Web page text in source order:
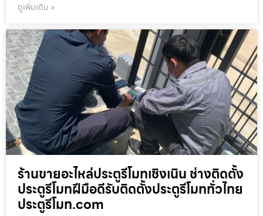
ดูเพิ่มเติม »
ร้านขายอะไหล่ประตูรีโมทเชิงเนิน ช่างติดตั้ง
ประตูรีโมทฝีมือดีรับติดตั้งประตูรีโมททั่วไทย
ประตูรีโมท.com